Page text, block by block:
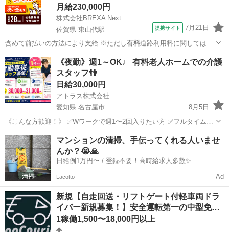
月給230,000円
株式会社BREXA Next
佐賀県 東山代駅
提携サイト 7月21日
含めて前払いの方法により支給 ※ただし有料道路利用料に関しては状
況に応じて支給も…
佐賀 伊万里市 東山代駅
《夜勤》週1～OK♩ 有料老人ホームでの介護
スタッフ👫
日給30,000円
アトラス株式会社
愛知県 名古屋市
8月5日
《こんな方歓迎！》 ✅Wワークで週1〜2回入りたい方 ✅フルタイムで
しっかり稼ぎたい方 ✅週払い希望の方 ✅希望シフトで働きたい方 ▼資
格について ・初任者研修 ・実務者研修 ・介護福祉士 ※資格が...
愛知 名古屋市 スタッフ
マンションの清掃、手伝ってくれる人いませ
んか？😭🙏
日給例1万円〜 / 登録不要！高時給求人多数✨
Lacotto Ad
新規【自走回送・リフトゲート付軽車両ドラ
イバー新規募集！】安全運転第一の中型免…
1稼働1,500〜18,000円以上